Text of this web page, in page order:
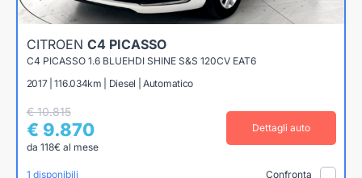
CITROEN C4 PICASSO
C4 PICASSO 1.6 BLUEHDI SHINE S&S 120CV EAT6
2017 | 116.034km | Diesel | Automatico
€ 10.815
€ 9.870
da 118€ al mese
Dettagli auto
1 disponibili Confronta